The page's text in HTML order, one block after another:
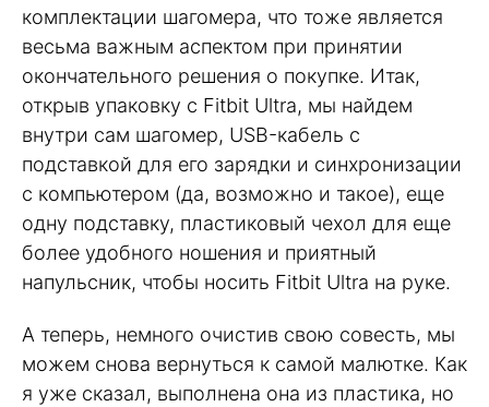
комплектации шагомера, что тоже является
весьма важным аспектом при принятии
окончательного решения о покупке. Итак,
открыв упаковку с Fitbit Ultra, мы найдем
внутри сам шагомер, USB-кабель с
подставкой для его зарядки и синхронизации
с компьютером (да, возможно и такое), еще
одну подставку, пластиковый чехол для еще
более удобного ношения и приятный
напульсник, чтобы носить Fitbit Ultra на руке.
А теперь, немного очистив свою совесть, мы
можем снова вернуться к самой малютке. Как
я уже сказал, выполнена она из пластика, но